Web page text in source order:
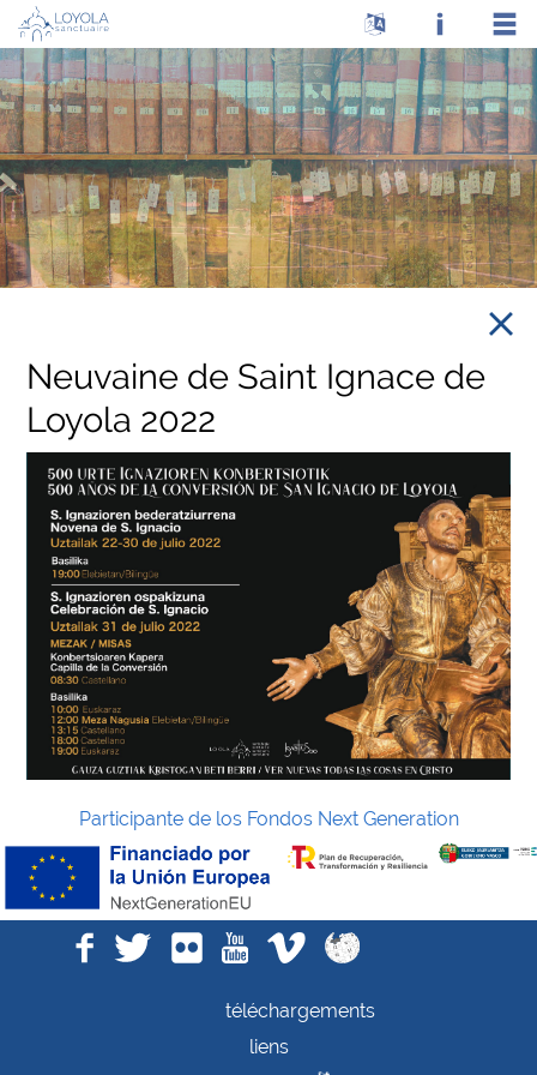
Neuvaine de Saint Ignace de
Loyola 2022
Participante de los Fondos Next Generation
téléchargements
liens